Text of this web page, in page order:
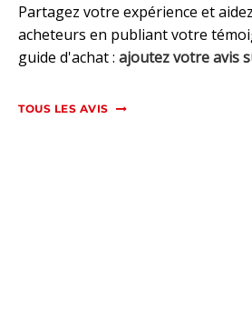
Partagez votre expérience et
acheteurs en publiant votre
guide d'achat : ajoutez votre avis
TOUS LES AVIS